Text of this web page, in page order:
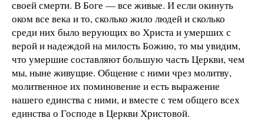
своей смерти. В Боге — все живые. И если окинуть
оком все века и то, сколько жило людей и сколько
среди них было верующих во Христа и умерших с
верой и надеждой на милость Божию, то мы увидим,
что умершие составляют большую часть Церкви, чем
мы, ныне живущие. Общение с ними чрез молитву,
молитвенное их поминовение и есть выражение
нашего единства с ними, и вместе с тем общего всех
единства о Господе в Церкви Христовой.